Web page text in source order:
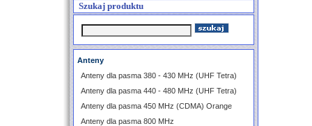
Szukaj produktu
Anteny
Anteny dla pasma 380 - 430 MHz (UHF Tetra)
Anteny dla pasma 440 - 480 MHz (UHF Tetra)
Anteny dla pasma 450 MHz (CDMA) Orange
Anteny dla pasma 800 MHz